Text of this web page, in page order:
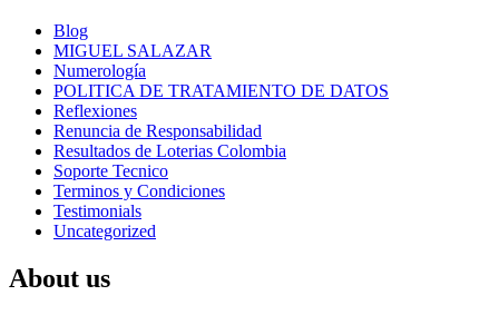
Blog
MIGUEL SALAZAR
Numerología
POLITICA DE TRATAMIENTO DE DATOS
Reflexiones
Renuncia de Responsabilidad
Resultados de Loterias Colombia
Soporte Tecnico
Terminos y Condiciones
Testimonials
Uncategorized
About us